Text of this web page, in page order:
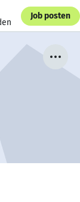
Job posten